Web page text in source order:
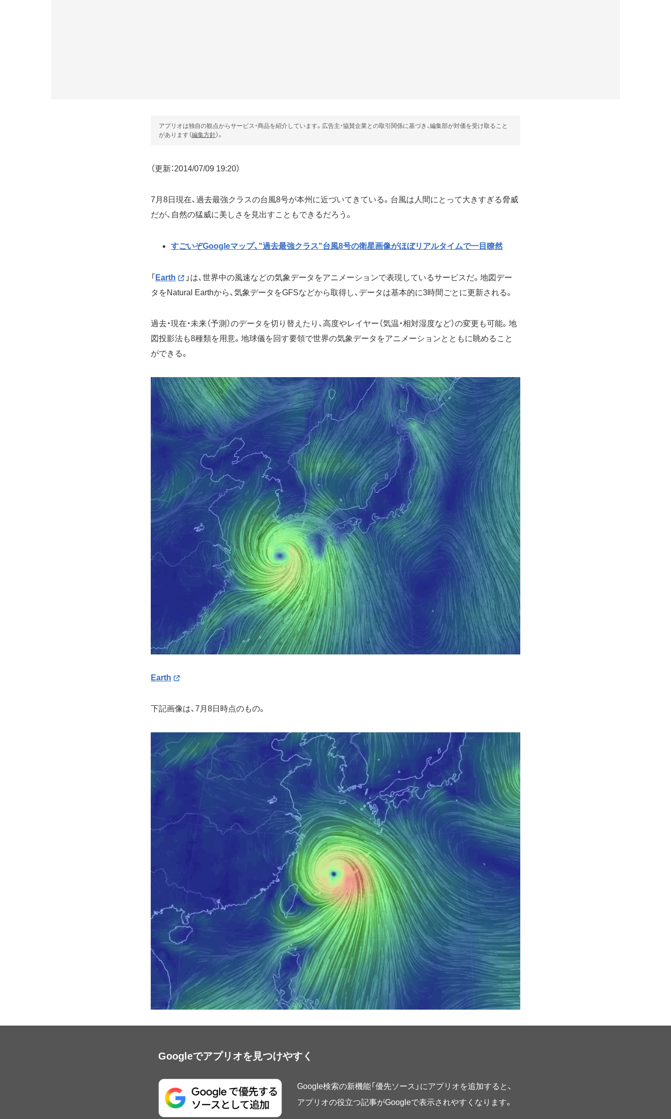
アプリオは独自の観点からサービス・商品を紹介しています。広告主・協賛企業との取引関係に基づき、編集部が対価を受け取ること
があります（編集方針）。
（更新：2014/07/09 19:20）
7月8日現在、過去最強クラスの台風8号が本州に近づいてきている。台風は人間にとって大きすぎる脅威
だが、自然の猛威に美しさを見出すこともできるだろう。
すごいぞGoogleマップ、"過去最強クラス"台風8号の衛星画像がほぼリアルタイムで一目瞭然
「 Earth
」は、世界中の風速などの気象データをアニメーションで表現しているサービスだ。地図デー
タをNatural Earthから、気象データをGFSなどから取得し、データは基本的に3時間ごとに更新される。
過去・現在・未来（予測）のデータを切り替えたり、高度やレイヤー（気温・相対湿度など）の変更も可能。地
図投影法も8種類を用意。地球儀を回す要領で世界の気象データをアニメーションとともに眺めること
ができる。
Earth
下記画像は、7月8日時点のもの。
Googleでアプリオを見つけやすく
Google検索の新機能「優先ソース」にアプリオを追加すると、
アプリオの役立つ記事がGoogleで表示されやすくなります。